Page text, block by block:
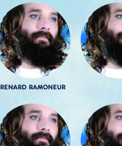
RENARD RAMONEUR